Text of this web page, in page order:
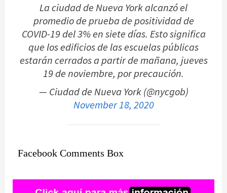
La ciudad de Nueva York alcanzó el
promedio de prueba de positividad de
COVID-19 del 3% en siete días. Esto significa
que los edificios de las escuelas públicas
estarán cerrados a partir de mañana, jueves
19 de noviembre, por precaución.
— Ciudad de Nueva York (@nycgob)
November 18, 2020
Facebook Comments Box